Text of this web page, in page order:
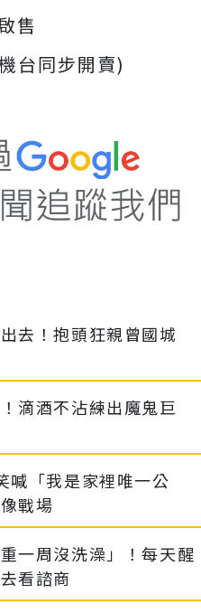
售
台同步開賣)
去！抱頭狂親曾國城
滴酒不沾練出魔鬼巨
喊「我是家裡唯一公
戰場
一周沒洗澡」！每天醒
看諮商